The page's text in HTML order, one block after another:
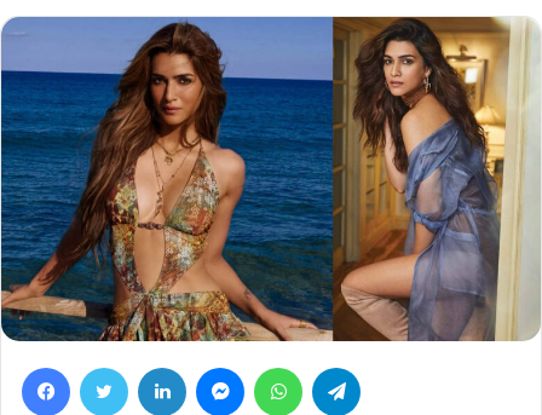
FacebookTwitter LinkedIn MessengerWhatsApp